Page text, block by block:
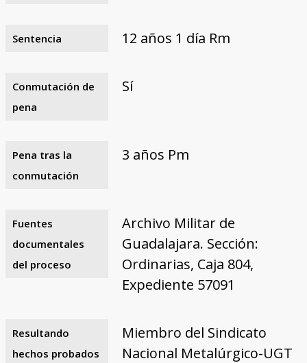
Sentencia 12 años 1 día Rm
Conmutación de
pena
Sí
Pena tras la
conmutación
3 años Pm
Fuentes
documentales
del proceso
Archivo Militar de
Guadalajara. Sección:
Ordinarias, Caja 804,
Expediente 57091
Resultando
hechos probados
Miembro del Sindicato
Nacional Metalúrgico-UGT